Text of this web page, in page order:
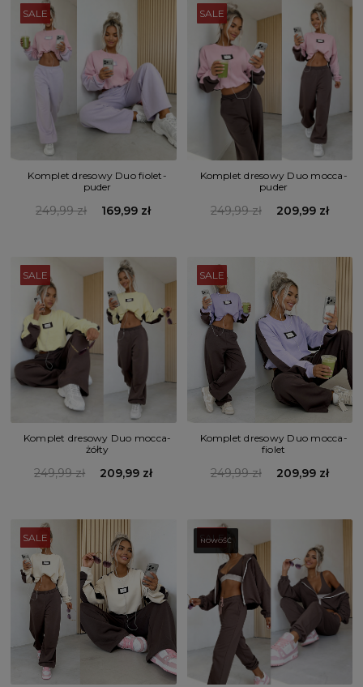
SALE
Komplet dresowy Duo fiolet-
puder
249,99 zł 169,99 zł
SALE
Komplet dresowy Duo mocca-
puder
249,99 zł 209,99 zł
SALE
Komplet dresowy Duo mocca-
żółty
249,99 zł 209,99 zł
SALE
Komplet dresowy Duo mocca-
fiolet
249,99 zł 209,99 zł
SALE SALE
NOWOŚĆ